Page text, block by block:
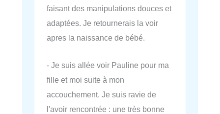
faisant des manipulations douces et
adaptées. Je retournerais la voir
apres la naissance de bébé.
- Je suis allée voir Pauline pour ma
fille et moi suite à mon
accouchement. Je suis ravie de
l'avoir rencontrée : une très bonne